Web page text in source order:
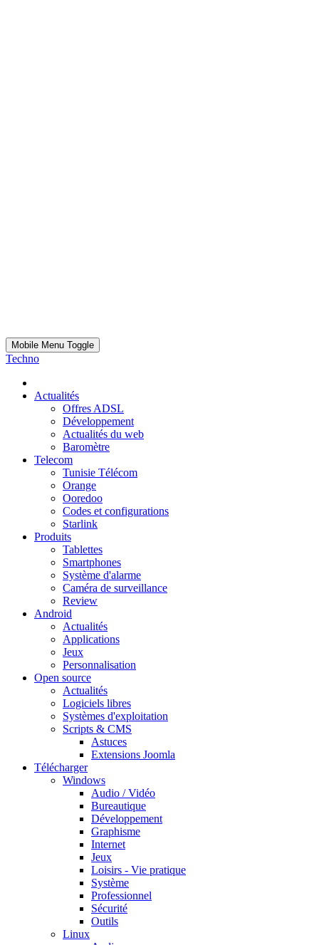
Mobile Menu Toggle
Techno
Actualités
Offres ADSL
Développement
Actualités du web
Baromètre
Telecom
Tunisie Télécom
Orange
Ooredoo
Codes et configurations
Starlink
Produits
Tablettes
Smartphones
Système d'alarme
Caméra de surveillance
Review
Android
Actualités
Applications
Jeux
Personnalisation
Open source
Actualités
Logiciels libres
Systèmes d'exploitation
Scripts & CMS
Astuces
Extensions Joomla
Télécharger
Windows
Audio / Vidéo
Bureautique
Développement
Graphisme
Internet
Jeux
Loisirs - Vie pratique
Système
Professionnel
Sécurité
Outils
Linux